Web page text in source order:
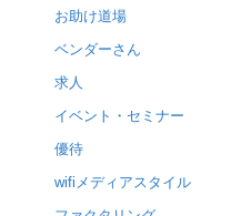
お助け道場
ベンダーさん
求人
イベント・セミナー
優待
wifiメディアスタイル